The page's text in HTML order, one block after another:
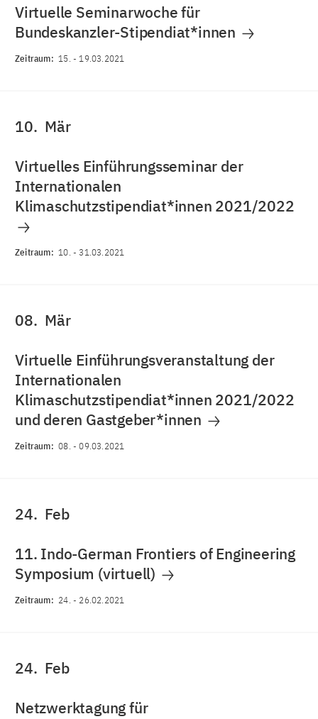
Virtuelle Seminarwoche für
Bundeskanzler-Stipendiat*innen
Zeitraum: 15. -19.03.2021
10. Mär
Virtuelles Einführungsseminar der
Internationalen
Klimaschutzstipendiat*innen 2021/2022
Zeitraum: 10. -31.03.2021
08. Mär
Virtuelle Einführungsveranstaltung der
Internationalen
Klimaschutzstipendiat*innen 2021/2022
und deren Gastgeber*innen
Zeitraum: 08. -09.03.2021
24. Feb
11. Indo-German Frontiers of Engineering
Symposium (virtuell)
Zeitraum: 24. - 26.02.2021
24. Feb
Netzwerktagung für